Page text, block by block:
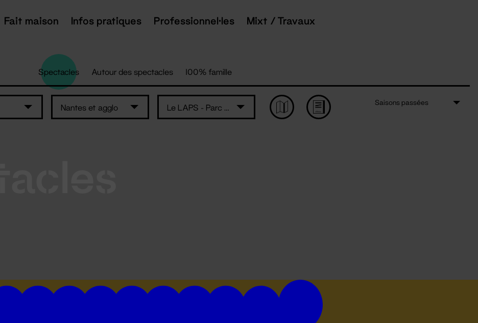
Fait maison Infos pratiques Professionnel·les Mixt / Travaux
Spectacles Autour des spectacles 100% famille
Nantes et agglo Le LAPS - Parc des Expositions - Nantes
Saisons passées